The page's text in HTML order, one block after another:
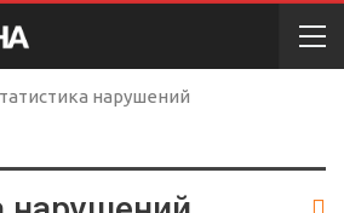
нарушений